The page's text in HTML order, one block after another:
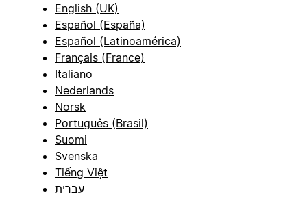
English (UK)
Español (España)
Español (Latinoamérica)
Français (France)
Italiano
Nederlands
Norsk
Português (Brasil)
Suomi
Svenska
Tiếng Việt
עברית